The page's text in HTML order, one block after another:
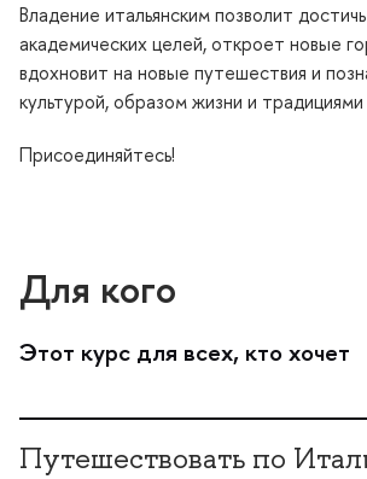
ладение итальянским позволит
академических целей, откроет новые
дохновит на новые путешествия и
культурой, образом жизни и
Присоединяйтесь!
Для кого
Этот курс для всех, кто хочет
Путешествовать по